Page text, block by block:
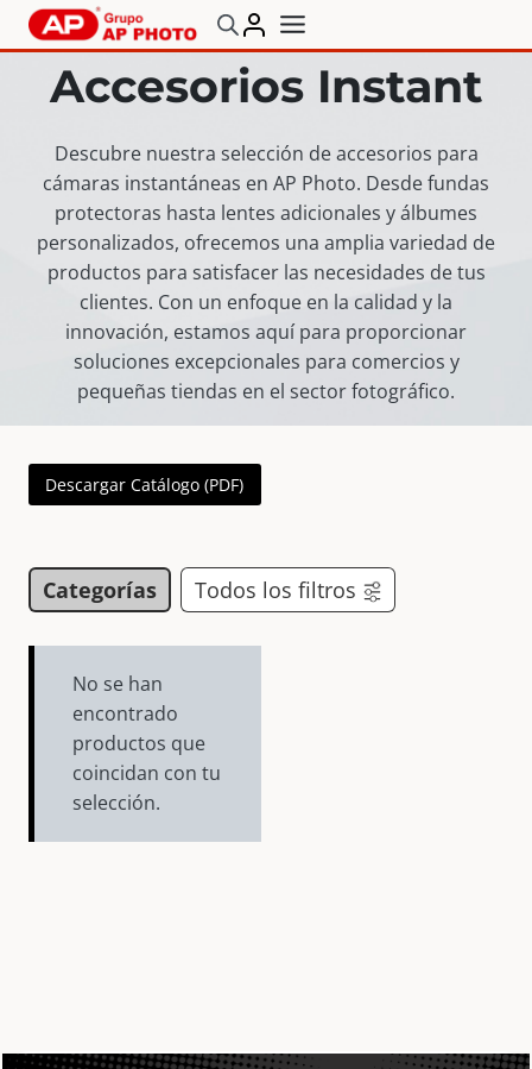
Saltar
al
contenidoAccesorios Instant
Descubre nuestra selección de accesorios para
cámaras instantáneas en AP Photo. Desde fundas
protectoras hasta lentes adicionales y álbumes
personalizados, ofrecemos una amplia variedad de
productos para satisfacer las necesidades de tus
clientes. Con un enfoque en la calidad y la
innovación, estamos aquí para proporcionar
soluciones excepcionales para comercios y
pequeñas tiendas en el sector fotográfico.
Descargar Catálogo (PDF)
Categorías Todos los filtros
No se han
encontrado
productos que
coincidan con tu
selección.